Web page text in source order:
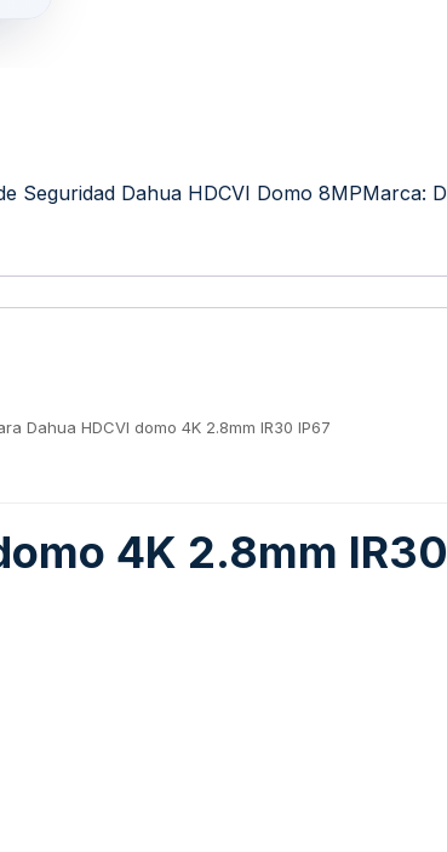
Seguridad Dahua HDCVI Domo 8MPMarca:
Dahua HDCVI domo 4K 2.8mm IR30 IP67
4K 2.8mm